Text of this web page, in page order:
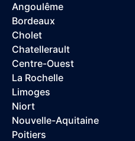
Angoulême
Bordeaux
Cholet
Chatellerault
Centre-Ouest
La Rochelle
Limoges
Niort
Nouvelle-Aquitaine
Poitiers